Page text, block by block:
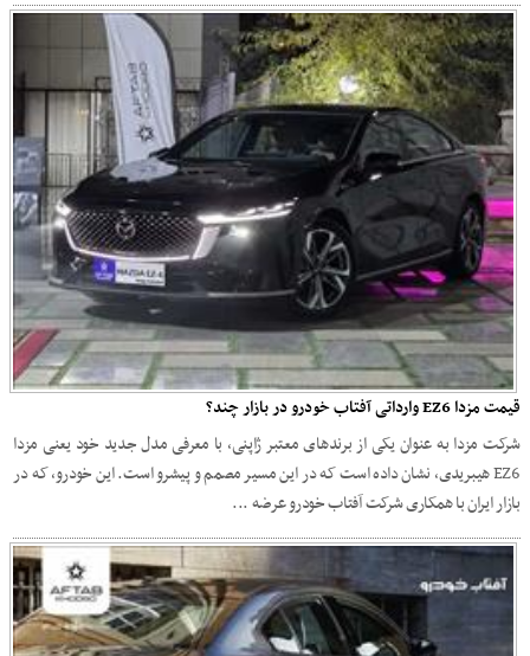
قیمت مزدا EZ6 وارداتی آفتاب خودرو در بازار چند؟
شرکت مزدا به عنوان یکی از برندهای معتبر ژاپنی، با معرفی مدل جدید خود یعنی مزدا
EZ6 هیبریدی، نشان داده است که در این مسیر مصمم و پیشرو است. این خودرو، که در
بازار ایران با همکاری شرکت آفتاب خودرو عرضه ...